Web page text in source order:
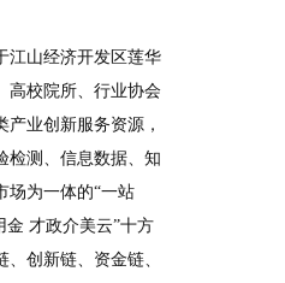
江山经济开发区莲华
高校院所、行业协会
业创新服务资源，
检测、信息数据、知
场为一体的“一站
金 才政介美云”十方
创新链、资金链、